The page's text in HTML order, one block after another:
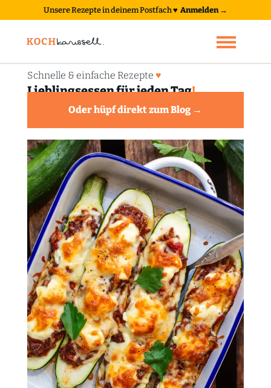
Unsere Rezepte in deinem Postfach♥ Anmelden →
Schnelle & einfache Rezepte ♥
Lieblingsessen für jeden Tag!
Oder hüpf direkt zum Blog →